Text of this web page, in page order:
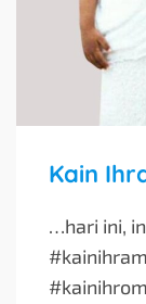
…hari ini,